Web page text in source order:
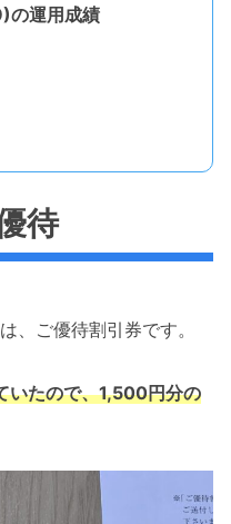
の運用成績
待
、ご優待割引券です。
いたので、1,500円分の